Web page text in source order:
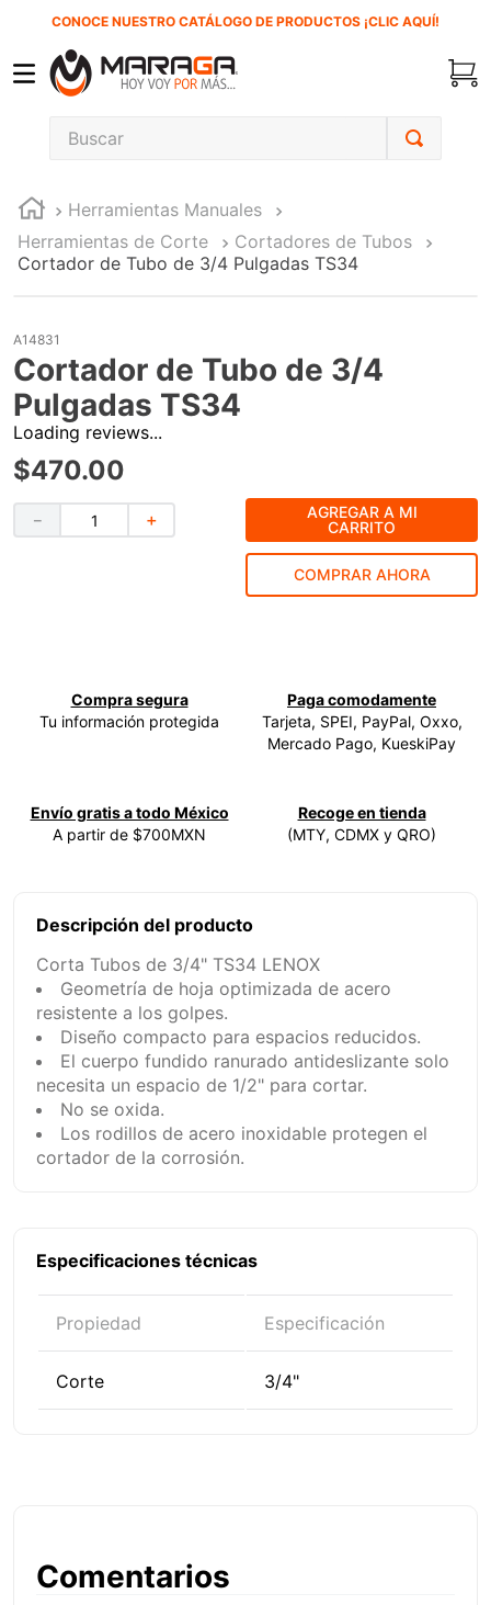
CONOCE NUESTRO CATÁLOGO DE PRODUCTOS ¡CLIC AQUÍ!
Buscar
Herramientas Manuales
Herramientas de Corte
Cortadores de Tubos
Cortador de Tubo de 3/4 Pulgadas TS34
A14831
Cortador de Tubo de 3/4
Pulgadas TS34
Loading reviews...
$470.00
＋
－
AGREGAR A MI
CARRITO
COMPRAR AHORA
Compra segura
Tu información protegida
Paga comodamente
Tarjeta, SPEI, PayPal, Oxxo,
Mercado Pago, KueskiPay
Envío gratis a todo México
A partir de $700MXN
Recoge en tienda
(MTY, CDMX y QRO)
Descripción del producto
Corta Tubos de 3/4" TS34 LENOX
Geometría de hoja optimizada de acero
resistente a los golpes.
Diseño compacto para espacios reducidos.
El cuerpo fundido ranurado antideslizante solo
necesita un espacio de 1/2" para cortar.
No se oxida.
Los rodillos de acero inoxidable protegen el
cortador de la corrosión.
Especificaciones técnicas
Propiedad Especificación
Corte 3/4"
Comentarios
1.
carbones
2.
inversora
5.
sierra sable
6.
ecoklean
ke500